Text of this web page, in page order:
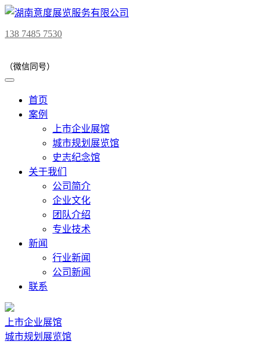
138 7485 7530
（微信同号）
首页
案例
上市企业展馆
城市规划展览馆
史志纪念馆
关于我们
公司简介
企业文化
团队介绍
专业技术
新闻
行业新闻
公司新闻
联系
上市企业展馆
城市规划展览馆